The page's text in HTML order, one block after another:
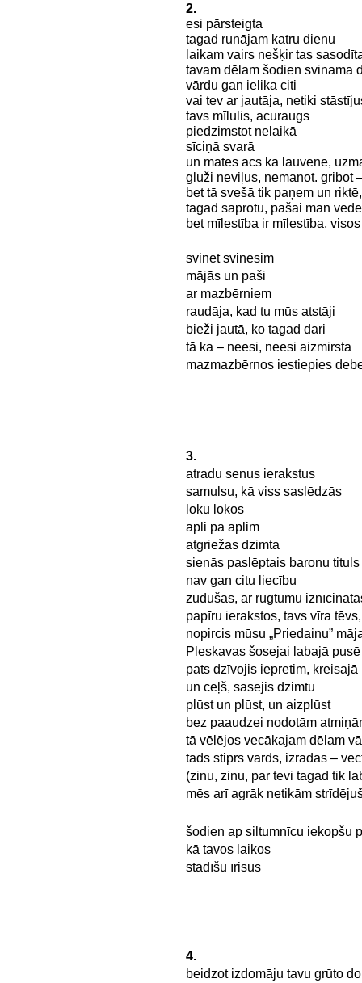
2.
esi pārsteigta
tagad runājam katru dienu
laikam vairs nešķir tas
tavam dēlam šodien svinama
vārdu gan ielika citi
vai tev ar jautāja, netiki
tavs mīlulis, acuraugs
piedzimstot nelaikā
sīciņā svarā
un mātes acs kā lauvene,
gluži neviļus, nemanot. gribot
bet tā svešā tik paņem un
tagad saprotu, pašai man
bet mīlestība ir mīlestība,
svinēt svinēsim
mājās un paši
ar mazbērniem
raudāja, kad tu mūs atstāji
bieži jautā, ko tagad dari
tā ka – neesi, neesi aizmirsta
mazmazbērnos iestiepies
3.
atradu senus ierakstus
samulsu, kā viss saslēdzās
loku lokos
apli pa aplim
atgriežas dzimta
sienās paslēptais baronu tituls
nav gan citu liecību
zudušas, ar rūgtumu
papīru ierakstos, tavs vīra
nopircis mūsu „Priedainu”
Pleskavas šosejai labajā pusē
pats dzīvojis iepretim, kreisajā
un ceļš, sasējis dzimtu
plūst un plūst, un aizplūst
bez paaudzei nodotām
tā vēlējos vecākajam dēlam
tāds stiprs vārds, izrādās –
(zinu, zinu, par tevi tagad tik
mēs arī agrāk netikām
šodien ap siltumnīcu iekopšu
kā tavos laikos
stādīšu īrisus
4.
beidzot izdomāju tavu grūto